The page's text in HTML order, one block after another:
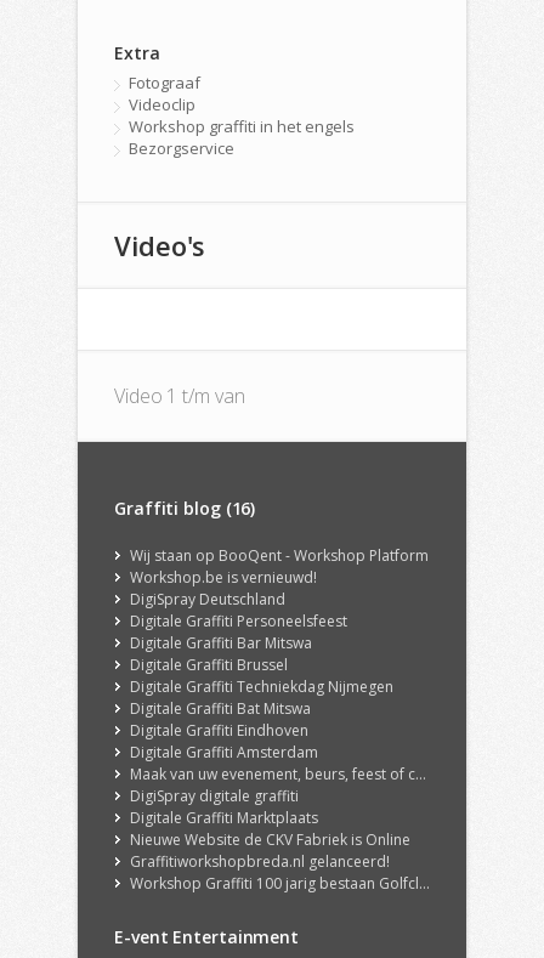
Extra
Fotograaf
Videoclip
Workshop graffiti in het engels
Bezorgservice
Video's
Video 1 t/m van
Graffiti blog (16)
Wij staan op BooQent - Workshop Platform
Workshop.be is vernieuwd!
DigiSpray Deutschland
Digitale Graffiti Personeelsfeest
Digitale Graffiti Bar Mitswa
Digitale Graffiti Brussel
Digitale Graffiti Techniekdag Nijmegen
Digitale Graffiti Bat Mitswa
Digitale Graffiti Eindhoven
Digitale Graffiti Amsterdam
Maak van uw evenement, beurs, feest of congres een echte ervaring met onze DigiSpray Digitale Graffiti Wall!
DigiSpray digitale graffiti
Digitale Graffiti Marktplaats
Nieuwe Website de CKV Fabriek is Online
Graffitiworkshopbreda.nl gelanceerd!
Workshop Graffiti 100 jarig bestaan Golfclub Hilversum
E-vent Entertainment